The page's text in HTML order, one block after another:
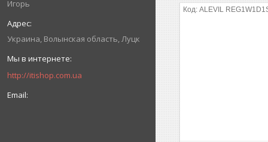
Игорь
Украина Волынская область Луцк
http://itishop.com.ua
ALEVIL